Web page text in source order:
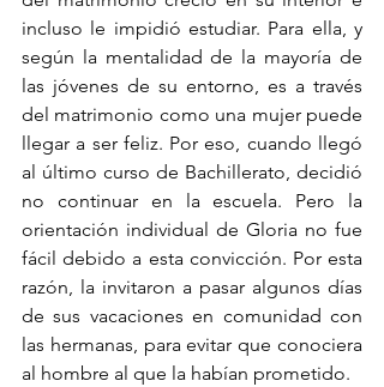
incluso le impidió estudiar. Para ella, y
según la mentalidad de la mayoría de
las jóvenes de su entorno, es a través
del matrimonio como una mujer puede
llegar a ser feliz. Por eso, cuando llegó
al último curso de Bachillerato, decidió
no continuar en la escuela. Pero la
orientación individual de Gloria no fue
fácil debido a esta convicción. Por esta
razón, la invitaron a pasar algunos días
de sus vacaciones en comunidad con
las hermanas, para evitar que conociera
al hombre al que la habían prometido.